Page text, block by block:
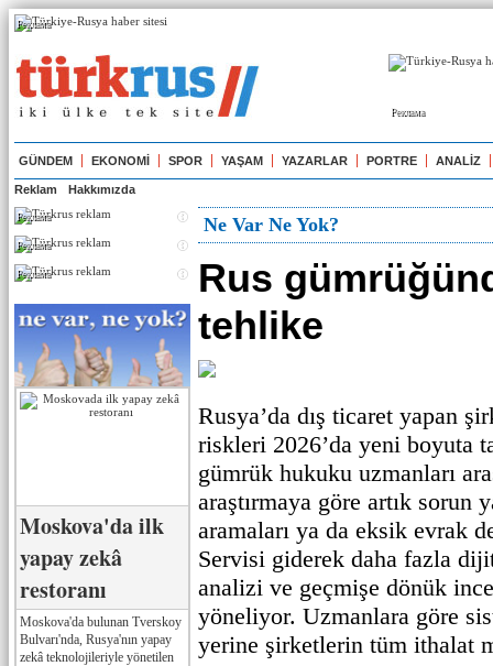
Реклама
Реклама
GÜNDEM EKONOMİ SPOR YAŞAM YAZARLAR PORTRE ANALİZ
Reklam Hakkımızda
Реклама
Реклама
Реклама
Moskova'da ilk
yapay zekâ
restoranı
Moskova'da bulunan Tverskoy
Bulvarı'nda, Rusya'nın yapay
zekâ teknolojileriyle yönetilen
Ne Var Ne Yok?
Rus
tehlike
Rusya’da dış ticaret yapan
riskleri 2026’da yeni boyuta
gümrük hukuku uzmanları
araştırmaya göre artık sorun
aramaları ya da eksik evrak
Servisi giderek daha fazla
analizi ve geçmişe dönük
yöneliyor. Uzmanlara göre
yerine şirketlerin tüm ithalat